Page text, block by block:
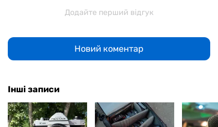
Додайте перший відгук
Новий коментар
Інші записи